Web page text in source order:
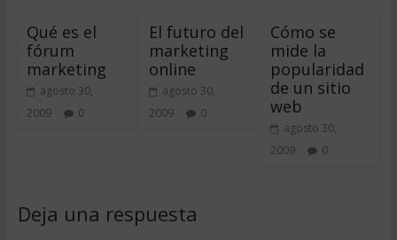
Qué es el
fórum
marketing
agosto 30,
2009
0
El futuro del
marketing
online
agosto 30,
2009
0
Cómo se
mide la
popularidad
de un sitio
web
agosto 30,
2009
0
Deja una respuesta